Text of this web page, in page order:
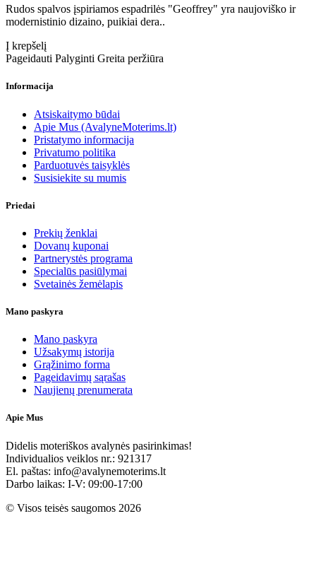
Rudos spalvos įspiriamos espadrilės "Geoffrey" yra naujoviško ir
modernistinio dizaino, puikiai dera..
Į krepšelį
Pageidauti Palyginti Greita peržiūra
Informacija
Atsiskaitymo būdai
Apie Mus (AvalyneMoterims.lt)
Pristatymo informacija
Privatumo politika
Parduotuvės taisyklės
Susisiekite su mumis
Priedai
Prekių ženklai
Dovanų kuponai
Partnerystės programa
Specialūs pasiūlymai
Svetainės žemėlapis
Mano paskyra
Mano paskyra
Užsakymų istorija
Grąžinimo forma
Pageidavimų sąrašas
Naujienų prenumerata
Apie Mus
Didelis moteriškos avalynės pasirinkimas!
Individualios veiklos nr.: 921317
El. paštas: info@avalynemoterims.lt
Darbo laikas: I-V: 09:00-17:00
© Visos teisės saugomos 2026